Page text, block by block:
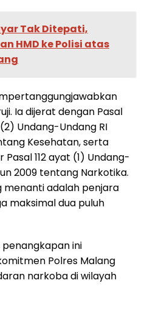
Tak Ditepati,
HMD ke Polisi atas
Ia dijerat dengan Pasal
Undang-Undang RI
Kesehatan, serta
Pasal 112 ayat (1) Undang-
2009 tentang Narkotika.
menanti adalah penjara
maksimal dua puluh
penangkapan ini
Polres Malang
narkoba di wilayah